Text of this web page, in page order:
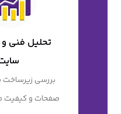
تحلیل فنی
بررسی زیرساخت
صفحات و کیفیت